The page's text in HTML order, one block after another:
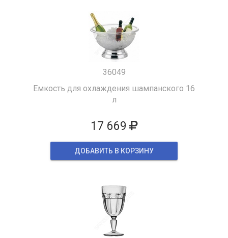
36049
Емкость для охлаждения шампанского 16
л
17 669
ДОБАВИТЬ В КОРЗИНУ